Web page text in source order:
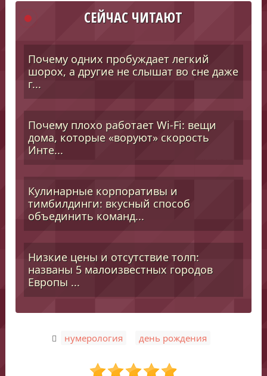
СЕЙЧАС ЧИТАЮТ
Почему одних пробуждает легкий
шорох, а другие не слышат во сне даже
г...
Почему плохо работает Wi-Fi: вещи
дома, которые «воруют» скорость
Инте...
Кулинарные корпоративы и
тимбилдинги: вкусный способ
объединить команд...
Низкие цены и отсутствие толп:
названы 5 малоизвестных городов
Европы ...
нумерология день рождения